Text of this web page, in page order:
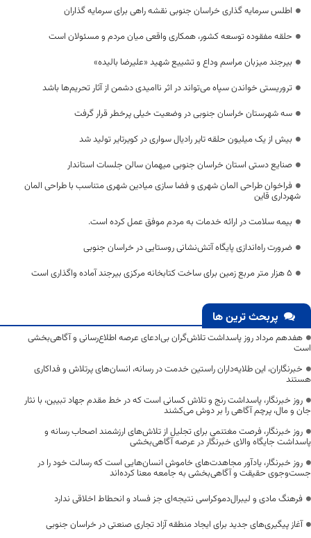
اطلس سرمایه گذاری خراسان جنوبی نقشه راهی برای سرمایه گذاران
حلقه مفقوده توسعه کشور، همکاری واقعی میان مردم و مسئولان است
بیرجند میزبان مراسم وداع و تشییع شهید «علیرضا بالیده»
تروریستی خواندن سپاه می‌تواند در اثر ناامیدی دشمن از آثار تحریم‌ها باشد
سه شهرستان خراسان جنوبی در وضعیت خیلی پرخطر قرار گرفت
بیش از یک میلیون حلقه تایر رادیال سواری در کویرتایر تولید شد
صنایع دستی استان خراسان جنوبی میهمان سالن جلسات استاندار
فراخوان طراحی المان شهری و فضا سازی میادین شهری متناسب با طراحی المان
شهرداری قاین
بیمه سلامت در ارائه خدمات به مردم موفق عمل کرده است.
ضرورت راه‌اندازی پایگاه آتش‌نشانی روستایی در خراسان جنوبی
۵ هزار متر مربع زمین برای ساخت کتابخانه مرکزی بیرجند آماده واگذاری است
پربحث ترین ها
هفدهم مرداد روز پاسداشت تلاش‌گران بی‌ادعای عرصه اطلاع‌رسانی و آگاهی‌بخشی
است
خبرنگاران، این طلایه‌داران راستین خدمت در رسانه، انسان‌های پرتلاش و فداکاری
هستند
روز خبرنگار، پاسداشت رنج و تلاش کسانی است که در خط مقدم جهاد تبیین، با نثار
جان و مال، پرچم آگاهی را بر دوش می‌کشند
روز خبرنگار، فرصت مغتنمی برای تجلیل از تلاش‌های ارزشمند اصحاب رسانه و
پاسداشت جایگاه والای خبرنگار در عرصه آگاهی‌بخشی
روز خبرنگار، یادآور مجاهدت‌های خاموش انسان‌هایی است که رسالت خود را در
جست‌وجوی حقیقت و آگاهی‌بخشی به جامعه معنا کرده‌اند
فرهنگ مادی و لیبرال‌دموکراسی نتیجه‌ای جز فساد و انحطاط اخلاقی ندارد
آغاز پیگیری‌های جدید برای ایجاد منطقه آزاد تجاری صنعتی در خراسان جنوبی